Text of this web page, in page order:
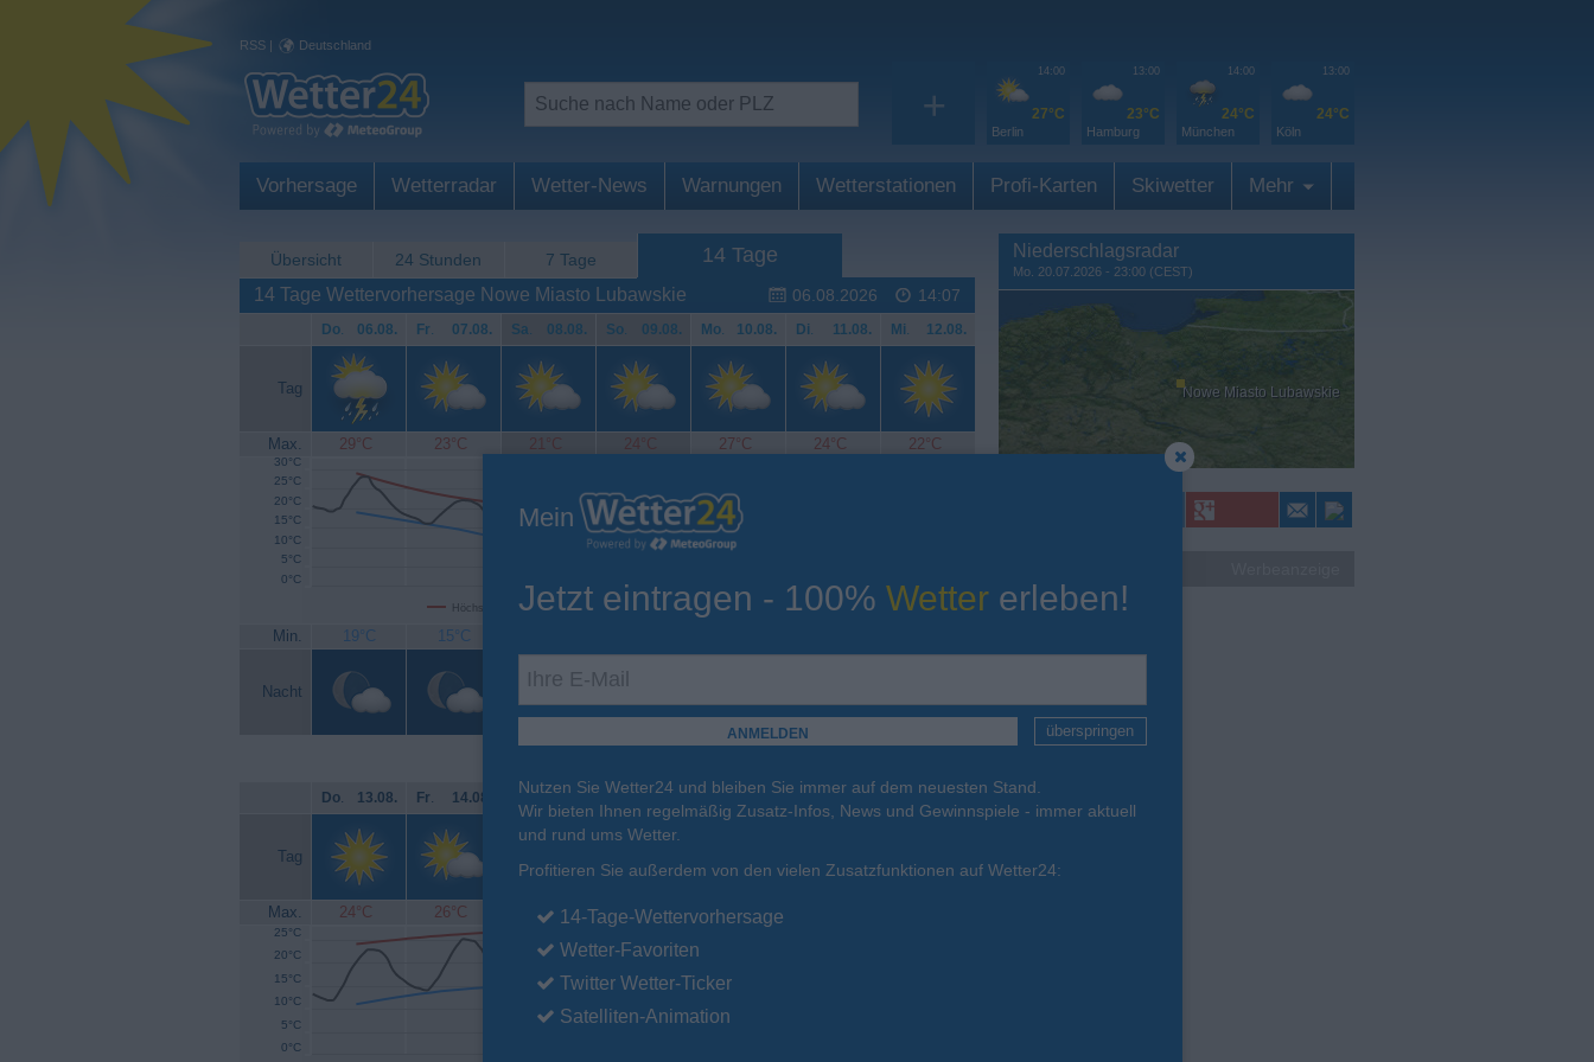
RSS | Deutschland
+
14:00
27°C
Berlin
13:00
23°C
Hamburg
14:00
24°C
München
13:00
24°C
Köln
Vorhersage Wetterradar Wetter-News Warnungen Wetterstationen Profi-Karten Skiwetter Mehr
Übersicht 24 Stunden 7 Tage 14 Tage
06.08.2026 14:07
14 Tage Wettervorhersage Nowe Miasto Lubawskie
Do. 06.08. Fr. 07.08. Sa. 08.08. So. 09.08. Mo. 10.08. Di. 11.08. Mi. 12.08.
Tag
Max. 29°C 23°C 21°C 24°C 27°C 24°C 22°C
Höchsttemperatur Tiefsttemperatur Aktuelle Temperatur
0°C
5°C
10°C
15°C
20°C
25°C
30°C
Min. 19°C 15°C
Nacht
Do. 13.08. Fr. 14.08. Sa. 15.08. So. 16.08. Mo . 17.08. Di. 18.08. Mi. 19.08.
Tag
Max. 24°C 26°C 27°C 24°C 23°C
0°C
5°C
10°C
15°C
20°C
25°C
Niederschlagsradar
Mo. 20.07.2026 - 23:00 (CEST)
Nowe Miasto Lubawskie
Mein
Jetzt eintragen - 100% Wetter erleben!
überspringen
Nutzen Sie Wetter24 und bleiben Sie immer auf dem neuesten Stand.
Wir bieten Ihnen regelmäßig Zusatz-Infos, News und Gewinnspiele - immer aktuell
und rund ums Wetter.
Profitieren Sie außerdem von den vielen Zusatzfunktionen auf Wetter24:
14-Tage-Wettervorhersage
Wetter-Favoriten
Twitter Wetter-Ticker
Satelliten-Animation